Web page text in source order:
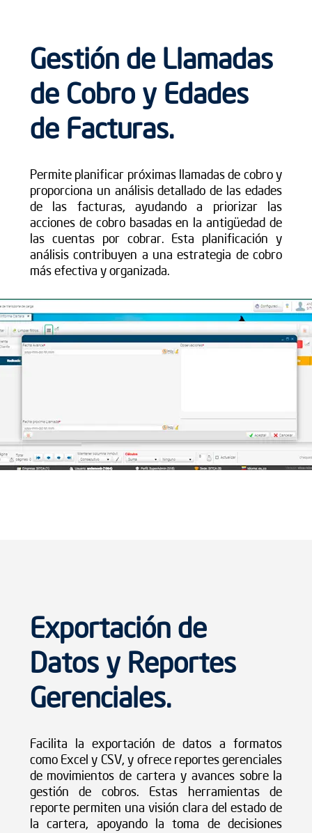
Gestión de Llamadas
de Cobro y Edades
de Facturas.
Permite planificar próximas llamadas de cobro y
proporciona un análisis detallado de las edades
de las facturas, ayudando a priorizar las
acciones de cobro basadas en la antigüedad de
las cuentas por cobrar. Esta planificación y
análisis contribuyen a una estrategia de cobro
más efectiva y organizada.
Exportación de
Datos y Reportes
Gerenciales.
Facilita la exportación de datos a formatos
como Excel y CSV, y ofrece reportes gerenciales
de movimientos de cartera y avances sobre la
gestión de cobros. Estas herramientas de
reporte permiten una visión clara del estado de
la cartera, apoyando la toma de decisiones